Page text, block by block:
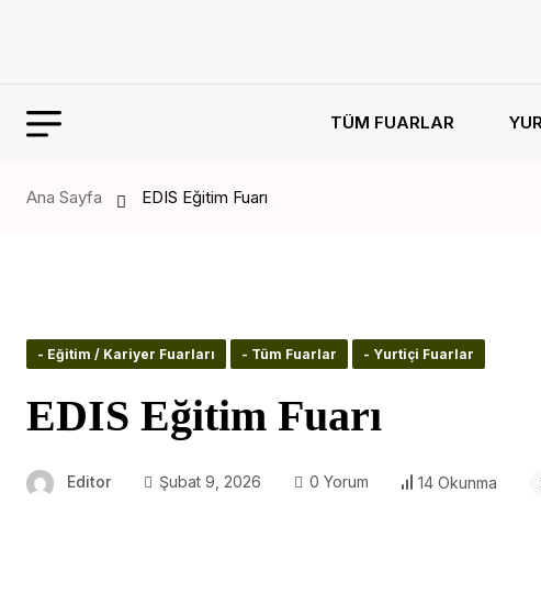
TÜM FUARLAR
Ana Sayfa EDIS Eğitim Fuarı
- Eğitim / Kariyer Fuarları - Tüm Fuarlar - Yurtiçi Fuarlar
EDIS Eğitim Fuarı
Editor Şubat 9, 2026 0 Yorum 14 Okunma